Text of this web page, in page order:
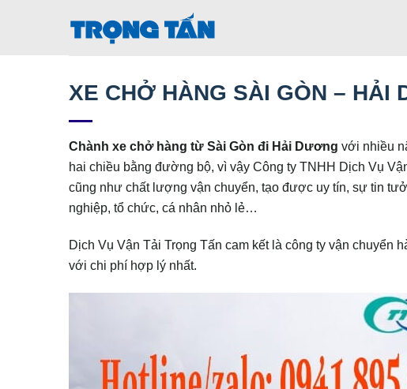
XE CHỞ HÀNG SÀI GÒN – HẢI
Chành xe chở hàng từ Sài Gòn đi Hải Dương với nhiều
hai chiều bằng đường bộ, vì vậy Công ty TNHH Dịch Vụ
cũng như chất lượng vận chuyển, tạo được uy tín, sự tin
nghiệp, tổ chức, cá nhân nhỏ lẻ…
Dịch Vụ Vận Tải Trọng Tấn cam kết là công ty vận chuyển
với chi phí hợp lý nhất.